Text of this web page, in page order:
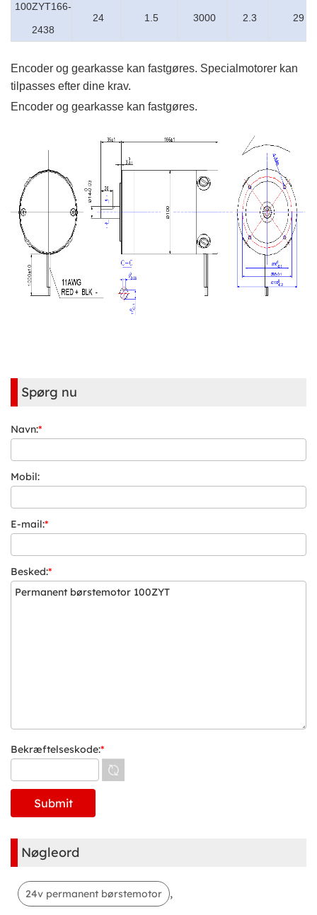
100ZYT166-
2438
24 1.5 3000 2.3 29
Encoder og gearkasse kan fastgøres. Specialmotorer kan
tilpasses efter dine krav.
Encoder og gearkasse kan fastgøres.
Spørg nu
Navn:*
Mobil:
E-mail:*
Besked:*
Bekræftelseskode:*
Nøgleord
24v permanent børstemotor ,